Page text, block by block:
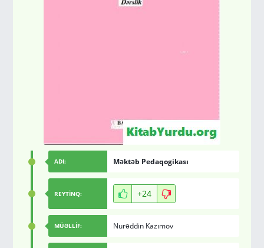
ADI: Məktəb Pedaqogikası
REYTİNQ: +24
MÜƏLLİF: Nurəddin Kazımov